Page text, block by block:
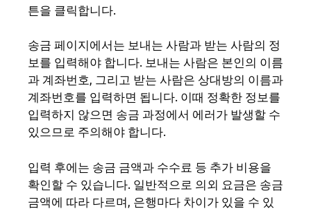
튼을 클릭합니다.
송금 페이지에서는 보내는 사람과 받는 사람의 정
보를 입력해야 합니다. 보내는 사람은 본인의 이름
과 계좌번호, 그리고 받는 사람은 상대방의 이름과
계좌번호를 입력하면 됩니다. 이때 정확한 정보를
입력하지 않으면 송금 과정에서 에러가 발생할 수
있으므로 주의해야 합니다.
입력 후에는 송금 금액과 수수료 등 추가 비용을
확인할 수 있습니다. 일반적으로 의외 요금은 송금
금액에 따라 다르며, 은행마다 차이가 있을 수 있